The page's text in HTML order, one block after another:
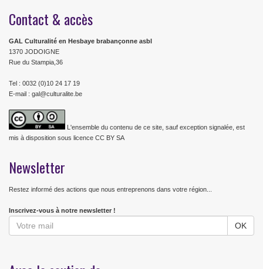
Contact & accès
GAL Culturalité en Hesbaye brabançonne asbl
1370 JODOIGNE
Rue du Stampia,36
Tel : 0032 (0)10 24 17 19
E-mail : gal@culturalite.be
L'ensemble du contenu de ce site, sauf exception signalée, est
mis à disposition sous licence CC BY SA
Newsletter
Restez informé des actions que nous entreprenons dans votre région...
Inscrivez-vous à notre newsletter !